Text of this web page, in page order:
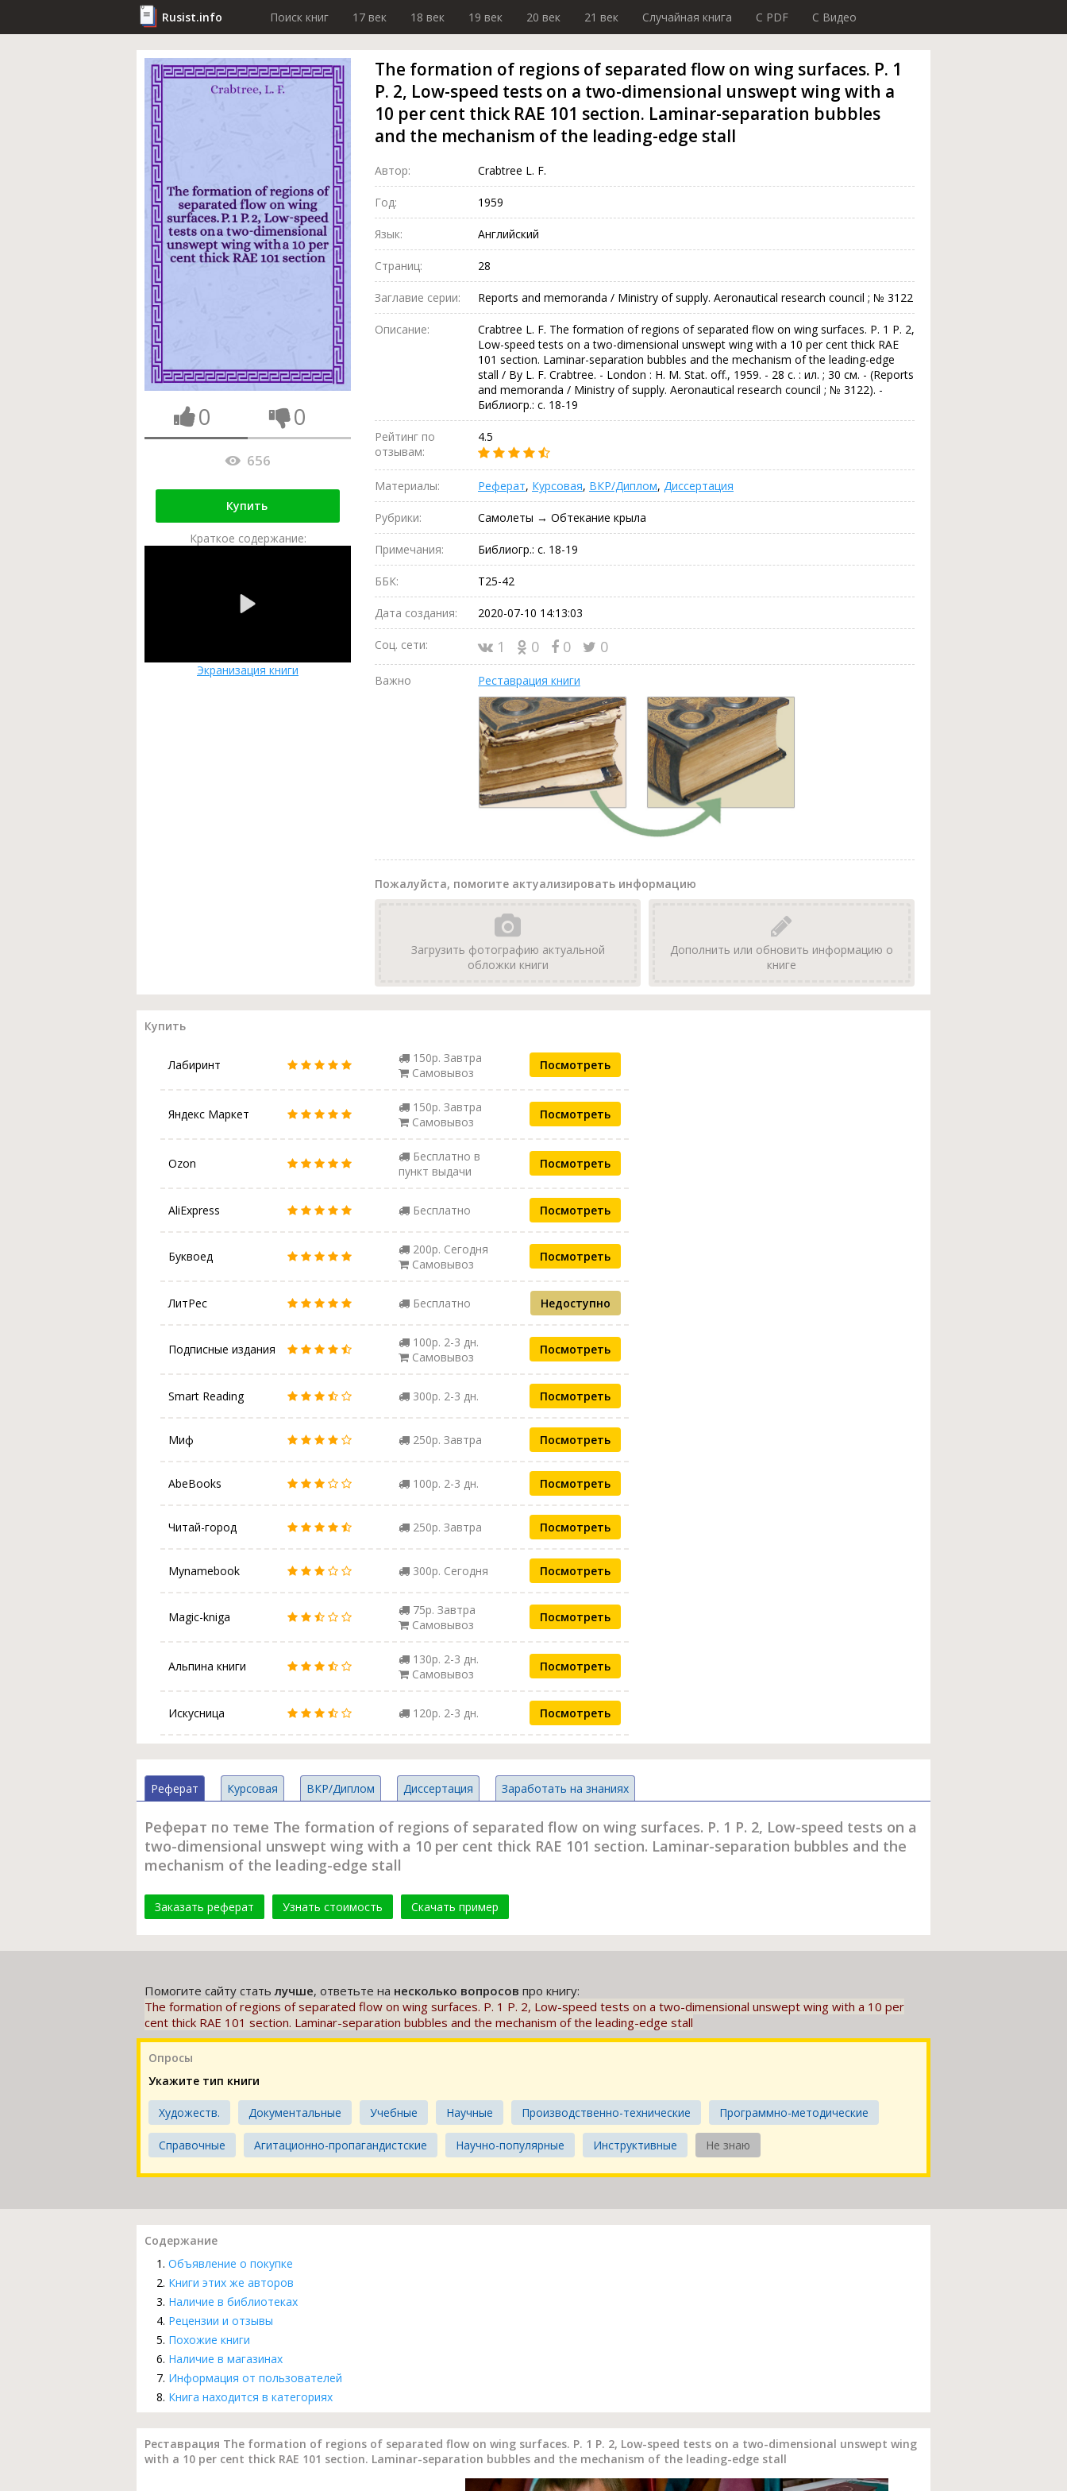
Rusist.info Поиск книг 17 век 18 век 19 век 20 век 21 век Случайная книга C PDF C Видео
0 0
656
Купить
Краткое содержание:
Экранизация книги
The formation of regions of separated flow on wing surfaces. P. 1
P. 2, Low-speed tests on a two-dimensional unswept wing with a
10 per cent thick RAE 101 section. Laminar-separation bubbles
and the mechanism of the leading-edge stall
Автор: Crabtree L. F.
Год: 1959
Язык: Английский
Страниц: 28
Заглавие серии: Reports and memoranda / Ministry of supply. Aeronautical research council ; № 3122
Описание:
Crabtree L. F. The formation of regions of separated flow on wing surfaces. P. 1 P. 2,
Low-speed tests on a two-dimensional unswept wing with a 10 per cent thick RAE
101 section. Laminar-separation bubbles and the mechanism of the leading-edge
stall / By L. F. Crabtree. - London : H. M. Stat. off., 1959. - 28 с. : ил. ; 30 см. - (Reports
and memoranda / Ministry of supply. Aeronautical research council ; № 3122). -
Библиогр.: с. 18-19
Рейтинг по
отзывам:
4.5
Материалы: Реферат, Курсовая, ВКР/Диплом, Диссертация
Рубрики: Самолеты → Обтекание крыла
Примечания: Библиогр.: с. 18-19
ББК: Т25-42
Дата создания: 2020-07-10 14:13:03
Соц. сети: 1 0 0 0
Важно Реставрация книги
Пожалуйста, помогите актуализировать информацию
Загрузить фотографию актуальной
обложки книги
Дополнить или обновить информацию о
книге
Купить
Лабиринт
150р. Завтра
Самовывоз
Посмотреть
Яндекс Маркет
150р. Завтра
Самовывоз
Посмотреть
Ozon
Бесплатно в
пункт выдачи
Посмотреть
AliExpress Бесплатно Посмотреть
Буквоед
200р. Сегодня
Самовывоз
Посмотреть
ЛитРес Бесплатно Недоступно
Подписные издания
100р. 2-3 дн.
Самовывоз
Посмотреть
Smart Reading 300р. 2-3 дн. Посмотреть
Миф 250р. Завтра Посмотреть
AbeBooks 100р. 2-3 дн. Посмотреть
Читай-город 250р. Завтра Посмотреть
Mynamebook 300р. Сегодня Посмотреть
Magic-kniga
75р. Завтра
Самовывоз
Посмотреть
Альпина книги
130р. 2-3 дн.
Самовывоз
Посмотреть
Искусница 120р. 2-3 дн. Посмотреть
Реферат Курсовая ВКР/Диплом Диссертация Заработать на знаниях
Реферат по теме The formation of regions of separated flow on wing surfaces. P. 1 P. 2, Low-speed tests on a
two-dimensional unswept wing with a 10 per cent thick RAE 101 section. Laminar-separation bubbles and the
mechanism of the leading-edge stall
Заказать реферат Узнать стоимость Скачать пример
Помогите сайту статьлучше, ответьте на несколько вопросов про книгу:
The formation of regions of separated flow on wing surfaces. P. 1 P. 2, Low-speed tests on a two-dimensional unswept wing with a 10 per
cent thick RAE 101 section. Laminar-separation bubbles and the mechanism of the leading-edge stall
Опросы
Укажите тип книги
Художеств. Документальные Учебные Научные Производственно-технические Программно-методические
Справочные Агитационно-пропагандистские Научно-популярные Инструктивные Не знаю
Содержание
Объявление о покупке
Книги этих же авторов
Наличие в библиотеках
Рецензии и отзывы
Похожие книги
Наличие в магазинах
Информация от пользователей
Книга находится в категориях
Реставрация The formation of regions of separated flow on wing surfaces. P. 1 P. 2, Low-speed tests on a two-dimensional unswept wing
with a 10 per cent thick RAE 101 section. Laminar-separation bubbles and the mechanism of the leading-edge stall